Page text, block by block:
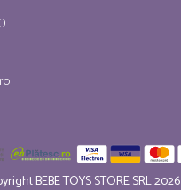
BEBE TOYS STORE SRL 2026